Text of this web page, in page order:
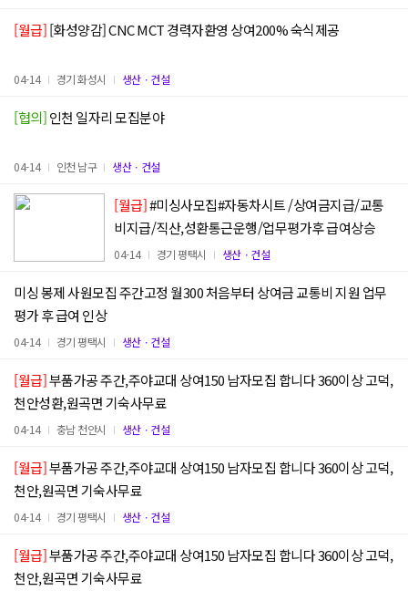
[월급][화성양감] CNC MCT 경력자환영 상여200% 숙식제공
04-14 경기 화성시 생산ㆍ건설
[협의]인천 일자리 모집분야
04-14 인천 남구 생산ㆍ건설
[월급]
비지급/직산,성환통근운행/업무평가후 급여상승
04-14 경기 평택시 생산ㆍ건설
미싱 봉제 사원모집 주간고정 월300 처음부터 상여금 교통비 지원 업무
평가 후 급여 인상
04-14 경기 평택시 생산ㆍ건설
[월급]
천안성환,원곡면 기숙사무료
04-14 충남 천안시 생산ㆍ건설
[월급]
천안,원곡면 기숙사무료
04-14 경기 평택시 생산ㆍ건설
[월급]
천안,원곡면 기숙사무료